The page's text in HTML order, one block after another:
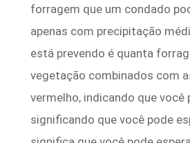
forragem que um condado
apenas com precipitação
está prevendo é quanta
vegetação combinados com
vermelho, indicando que
significando que você pode